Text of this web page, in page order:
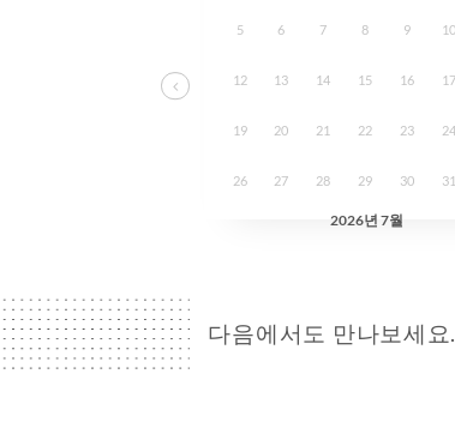
다음에서도 만나보세요.